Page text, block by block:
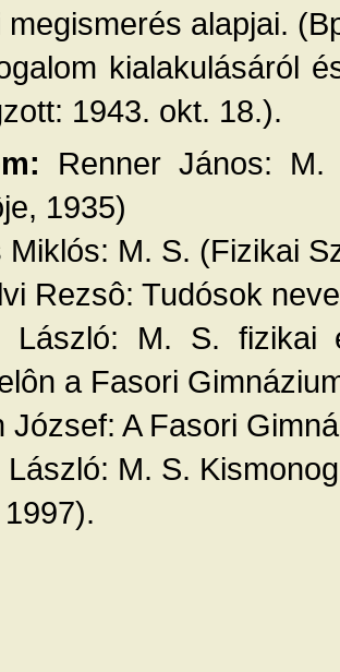
megismerés alapjai.
kialakulásáról
1943. okt. 18.).
Renner János: M.
1935)
Miklós: M. S. (Fizikai
Rezsô: Tudósok
László: M. S. fizikai
a Fasori
József: A Fasori
László: M. S.